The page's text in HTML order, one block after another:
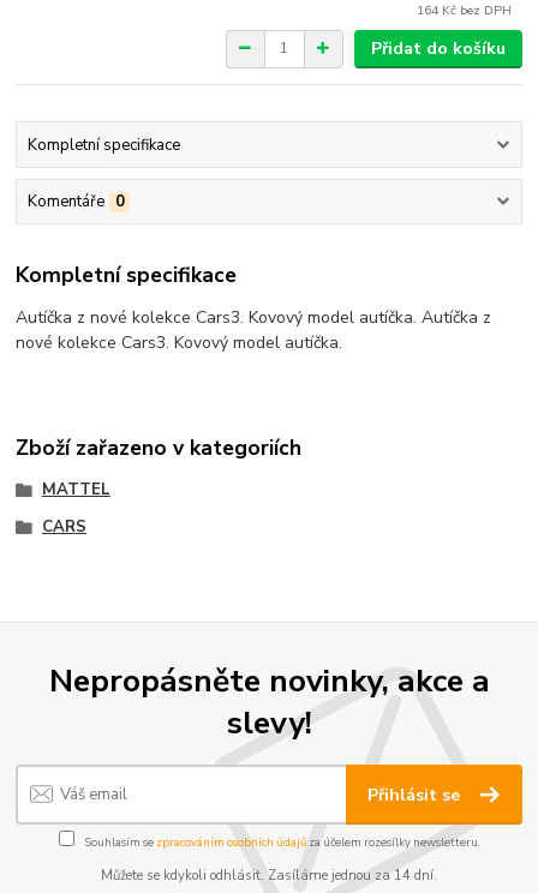
164 Kč bez DPH
Přidat do košíku
Kompletní specifikace
Komentáře 0
Kompletní specifikace
Autíčka z nové kolekce Cars3. Kovový model autíčka. Autíčka z
nové kolekce Cars3. Kovový model autíčka.
Zboží zařazeno v kategoriích
MATTEL
CARS
Nepropásněte novinky, akce a
slevy!
Přihlásit se
Souhlasím se zpracováním osobních údajůza účelem rozesílky newsletteru.
Můžete se kdykoli odhlásit. Zasíláme jednou za 14 dní.